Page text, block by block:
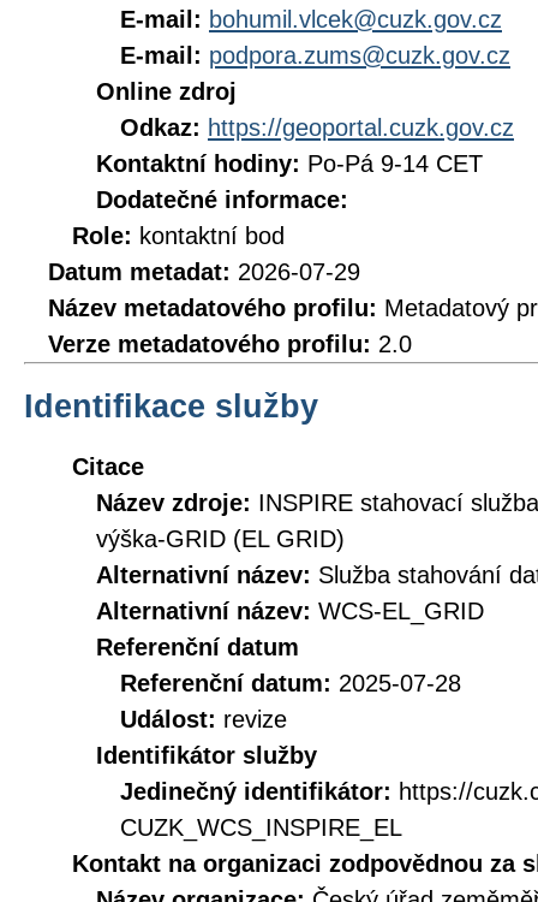
E-mail: bohumil.vlcek@cuzk.gov.cz
E-mail: podpora.zums@cuzk.gov.cz
Online zdroj
Odkaz: https://geoportal.cuzk.gov.cz
Kontaktní hodiny: Po-Pá 9-14 CET
Dodatečné informace:
Role: kontaktní bod
Datum metadat: 2026-07-29
Název metadatového profilu: Metadatový
Verze metadatového profilu: 2.0
Identifikace služby
Citace
Název zdroje: INSPIRE stahovací
výška-GRID (EL GRID)
Alternativní název: Služba stahování
Alternativní název: WCS-EL_GRID
Referenční datum
Referenční datum: 2025-07-28
Událost: revize
Identifikátor služby
Jedinečný identifikátor: https://
CUZK_WCS_INSPIRE_EL
Kontakt na organizaci zodpovědnou za